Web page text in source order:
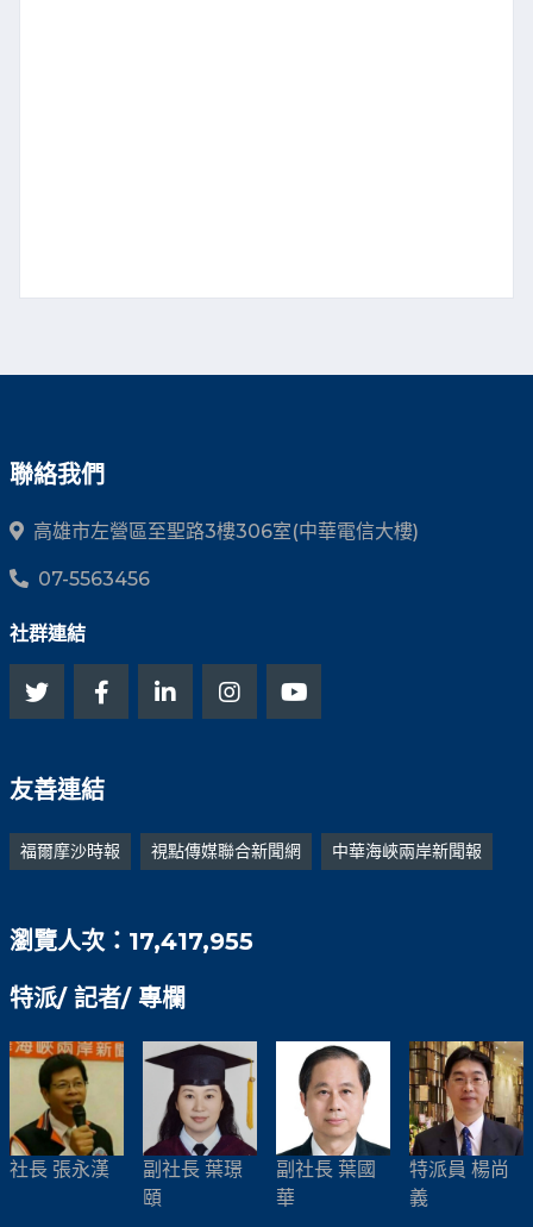
聯絡我們
高雄市左營區至聖路3樓306室(中華電信大樓)
07-5563456
社群連結
友善連結
福爾摩沙時報 視點傳媒聯合新聞網 中華海峽兩岸新聞報
瀏覽人次：17,417,955
特派/ 記者/ 專欄
社長 張永漢
副社長 葉璟
頤
副社長 葉國
華
特派員 楊尚
義